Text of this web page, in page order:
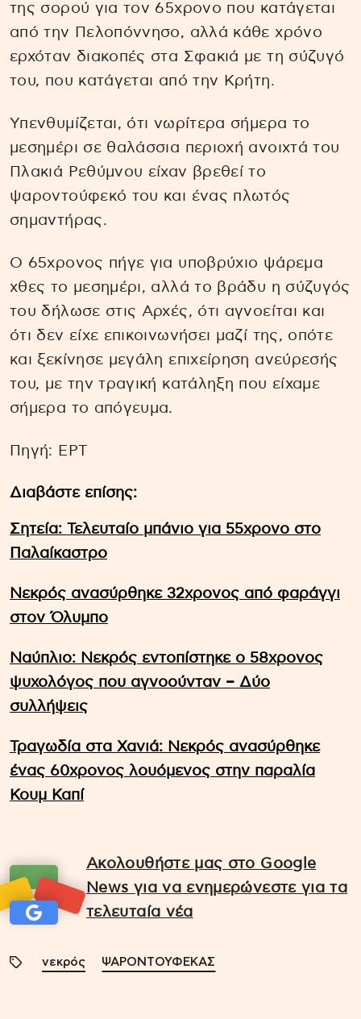
της σορού για τον 65χρονο που κατάγεται
από την Πελοπόννησο, αλλά κάθε χρόνο
ερχόταν διακοπές στα Σφακιά με τη σύζυγό
του, που κατάγεται από την Κρήτη.
Υπενθυμίζεται, ότι νωρίτερα σήμερα το
μεσημέρι σε θαλάσσια περιοχή ανοιχτά του
Πλακιά Ρεθύμνου είχαν βρεθεί το
ψαροντούφεκό του και ένας πλωτός
σημαντήρας.
Ο 65χρονος πήγε για υποβρύχιο ψάρεμα
χθες το μεσημέρι, αλλά το βράδυ η σύζυγός
του δήλωσε στις Αρχές, ότι αγνοείται και
ότι δεν είχε επικοινωνήσει μαζί της, οπότε
και ξεκίνησε μεγάλη επιχείρηση ανεύρεσής
του, με την τραγική κατάληξη που είχαμε
σήμερα το απόγευμα.
Πηγή: EΡΤ
Διαβάστε επίσης:
Σητεία: Τελευταίο μπάνιο για 55χρονο στο
Παλαίκαστρο
Νεκρός ανασύρθηκε 32χρονος από φαράγγι
στον Όλυμπο
Ναύπλιο: Νεκρός εντοπίστηκε ο 58χρονος
ψυχολόγος που αγνοούνταν – Δύο
συλλήψεις
Τραγωδία στα Χανιά: Νεκρός ανασύρθηκε
ένας 60χρονος λουόμενος στην παραλία
Κουμ Καπί
Ακολουθήστε μας στο Google
News για να ενημερώνεστε για τα
τελευταία νέα
νεκρός ΨΑΡΟΝΤΟΥΦΕΚΑΣ